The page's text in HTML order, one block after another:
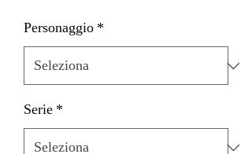
Personaggio *
Serie *